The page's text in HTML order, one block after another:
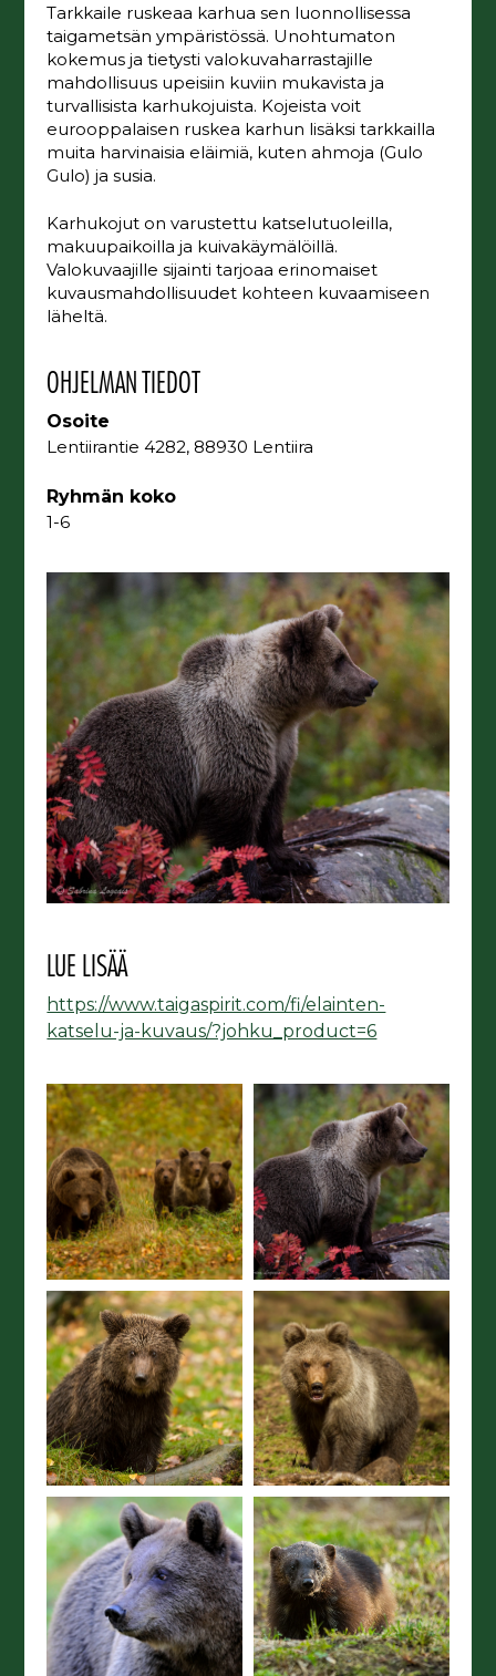
Tarkkaile ruskeaa karhua sen luonnollisessa
taigametsän ympäristössä. Unohtumaton
kokemus ja tietysti valokuvaharrastajille
mahdollisuus upeisiin kuviin mukavista ja
turvallisista karhukojuista. Kojeista voit
eurooppalaisen ruskea karhun lisäksi tarkkailla
muita harvinaisia eläimiä, kuten ahmoja (Gulo
Gulo) ja susia.
Karhukojut on varustettu katselutuoleilla,
makuupaikoilla ja kuivakäymälöillä.
Valokuvaajille sijainti tarjoaa erinomaiset
kuvausmahdollisuudet kohteen kuvaamiseen
läheltä.
OHJELMAN TIEDOT
Osoite
Lentiirantie 4282, 88930 Lentiira
Ryhmän koko
1-6
LUE LISÄÄ
https://www.taigaspirit.com/fi/elainten-
katselu-ja-kuvaus/?johku_product=6